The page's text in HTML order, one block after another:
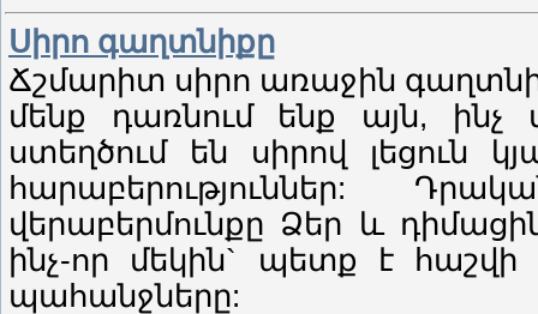
Սիրո գաղտնիքը
Ճշմարիտ սիրո առաջին
մենք դառնում ենք այն, ինչ
ստեղծում են սիրով լեցուն
հարաբերություններ:
վերաբերմունքը Ձեր և
ինչ-որ մեկին` պետք է հաշվի
պահանջները: